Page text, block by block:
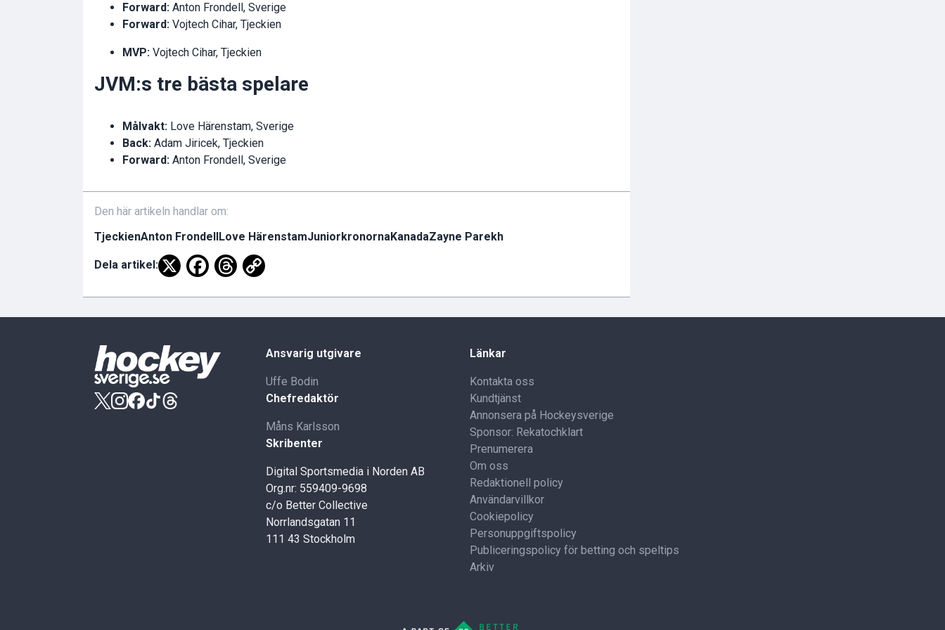
Forward: Anton Frondell, Sverige
Forward: Vojtech Cihar, Tjeckien
MVP: Vojtech Cihar, Tjeckien
JVM:s tre bästa spelare
Målvakt: Love Härenstam, Sverige
Back: Adam Jiricek, Tjeckien
Forward: Anton Frondell, Sverige
Den här artikeln handlar om:
TjeckienAnton Frondell Love HärenstamJuniorkronornaKanadaZayne Parekh
Dela artikel:
Ansvarig utgivare
Uffe Bodin
Chefredaktör
Måns Karlsson
Skribenter
Digital Sportsmedia i Norden AB
Org.nr: 559409-9698
c/o Better Collective
Norrlandsgatan 11
111 43 Stockholm
Länkar
Kontakta oss
Kundtjänst
Annonsera på Hockeysverige
Sponsor: Rekatochklart
Prenumerera
Om oss
Redaktionell policy
Användarvillkor
Cookiepolicy
Personuppgiftspolicy
Publiceringspolicy för betting och speltips
Arkiv